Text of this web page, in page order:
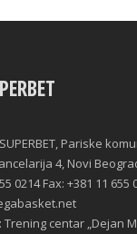
Pariske
4, Novi
0214 Fax: +381 11 655
centar „Dejan